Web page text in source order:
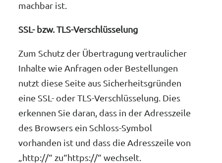
machbar ist.
SSL- bzw. TLS-Verschlüsselung
Zum Schutz der Übertragung vertraulicher
Inhalte wie Anfragen oder Bestellungen
nutzt diese Seite aus Sicherheitsgründen
eine SSL- oder TLS-Verschlüsselung. Dies
erkennen Sie daran, dass in der Adresszeile
des Browsers ein Schloss-Symbol
vorhanden ist und dass die Adresszeile von
„http://“ zu“https://“ wechselt.